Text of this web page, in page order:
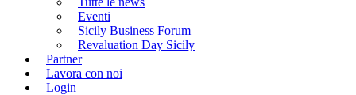
Eventi
Sicily Business Forum
Revaluation Day Sicily
Partner
Lavora con noi
Login